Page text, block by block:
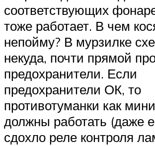
соответствующих
тоже работает. В чем
непойму? В мурзилке
некуда, почти прямой
предохранители. Если
предохранители ОК, то
противотуманки как
должны работать (даже
сдохло реле контроля